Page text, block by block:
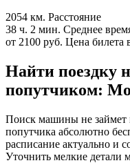
2054 км. Расстояние
38 ч. 2 мин. Среднее
от 2100 руб. Цена билета
Найти поездку
попутчиком:
Поиск машины не займет
попутчика абсолютно
расписание актуально и
Уточнить мелкие детали